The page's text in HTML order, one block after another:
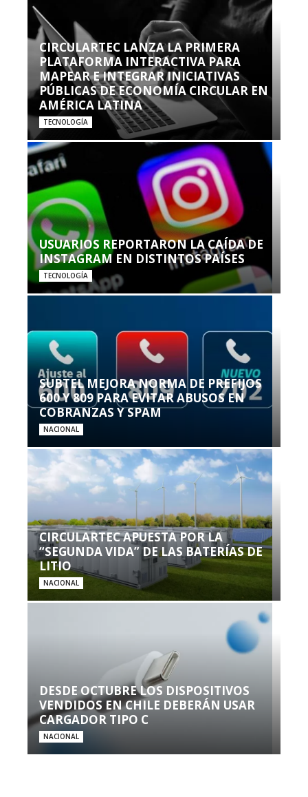
CIRCULARTEC LANZA LA PRIMERA
PLATAFORMA INTERACTIVA PARA
MAPEAR E INTEGRAR INICIATIVAS
PÚBLICAS DE ECONOMÍA CIRCULAR EN
AMÉRICA LATINA
TECNOLOGÍA
USUARIOS REPORTARON LA CAÍDA DE
INSTAGRAM EN DISTINTOS PAÍSES
TECNOLOGÍA
SUBTEL MEJORA NORMA DE PREFIJOS
600 Y 809 PARA EVITAR ABUSOS EN
COBRANZAS Y SPAM
NACIONAL
CIRCULARTEC APUESTA POR LA
“SEGUNDA VIDA” DE LAS BATERÍAS DE
LITIO
NACIONAL
DESDE OCTUBRE LOS DISPOSITIVOS
VENDIDOS EN CHILE DEBERÁN USAR
CARGADOR TIPO C
NACIONAL